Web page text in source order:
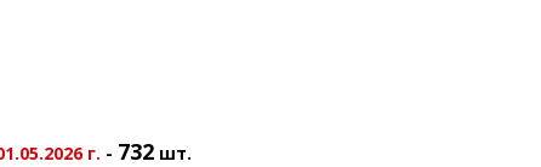
г. - 732 шт.